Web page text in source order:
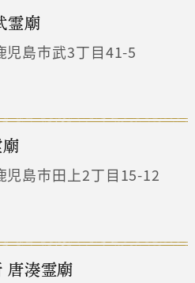
霊廟
児島市武3丁目41-5
児島市田上2丁目15-12
唐湊霊廟